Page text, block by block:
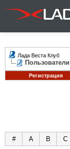
Лада Веста Клуб
Пользователи
Регистрация
# A B C